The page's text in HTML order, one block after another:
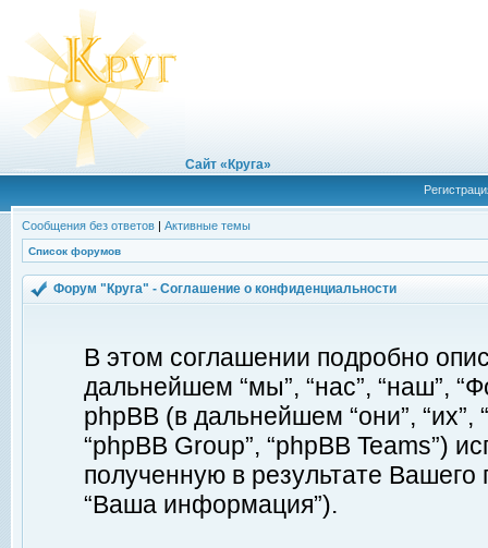
Сайт «Круга»
Сообщения без ответов | Активные темы
Список форумов
Форум "Круга" - Соглашение о конфиденциальности
В этом соглашении подробно
дальнейшем “мы”, “нас”, “наш”,
phpBB (в дальнейшем “они”, “их”,
“phpBB Group”, “phpBB Teams”)
полученную в результате
“Ваша информация”).